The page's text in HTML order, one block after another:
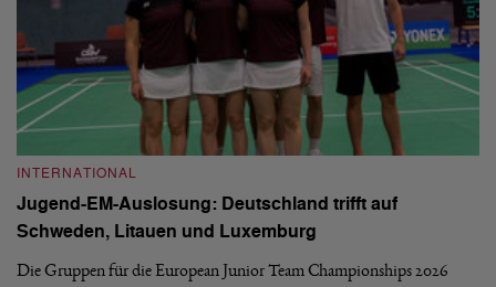
INTERNATIONAL
Jugend-EM-Auslosung: Deutschland trifft auf
Schweden, Litauen und Luxemburg
Die Gruppen für die European Junior Team Championships 2026